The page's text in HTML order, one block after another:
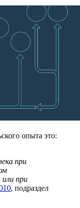
опыта это:
при
или при
, подраздел